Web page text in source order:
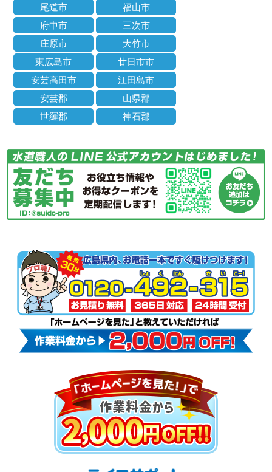
尾道市
福山市
府中市
三次市
庄原市
大竹市
東広島市
廿日市市
安芸高田市
江田島市
安芸郡
山県郡
世羅郡
神石郡